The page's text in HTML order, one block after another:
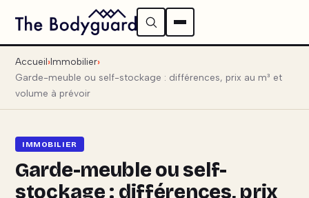
Accueil Immobilier
Garde-meuble ou self-stockage : différences, prix au m³ et
volume à prévoir
IMMOBILIER
Garde-meuble ou self-
stockage : différences, prix